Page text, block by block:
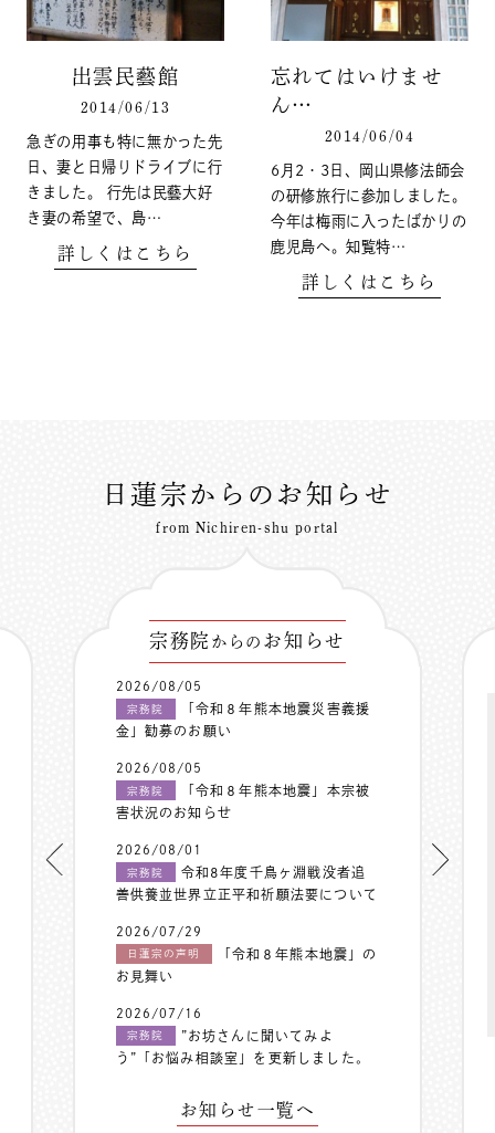
出雲民藝館
2014/06/13
急ぎの用事も特に無かった先
日、妻と日帰りドライブに行
きました。 行先は民藝大好
き妻の希望で、島…
詳しくはこちら
忘れてはいけませ
ん…
2014/06/04
6月2・3日、岡山県修法師会
の研修旅行に参加しました。
今年は梅雨に入ったばかりの
鹿児島へ。知覧特…
詳しくはこちら
日蓮宗からのお知らせ
from Nichiren-shu portal
宗務院 からの お知らせ
2026/08/05
宗務院
「令和８年熊本地震災害義援
金」勧募のお願い
2026/08/05
宗務院
「令和８年熊本地震」本宗被
害状況のお知らせ
2026/08/01
宗務院
令和8年度千鳥ヶ淵戦没者追
善供養並世界立正平和祈願法要について
2026/07/29
日蓮宗の声明
「令和８年熊本地震」の
お見舞い
2026/07/16
宗務院
”お坊さんに聞いてみよ
う”「お悩み相談室」を更新しました。
お知らせ一覧へ